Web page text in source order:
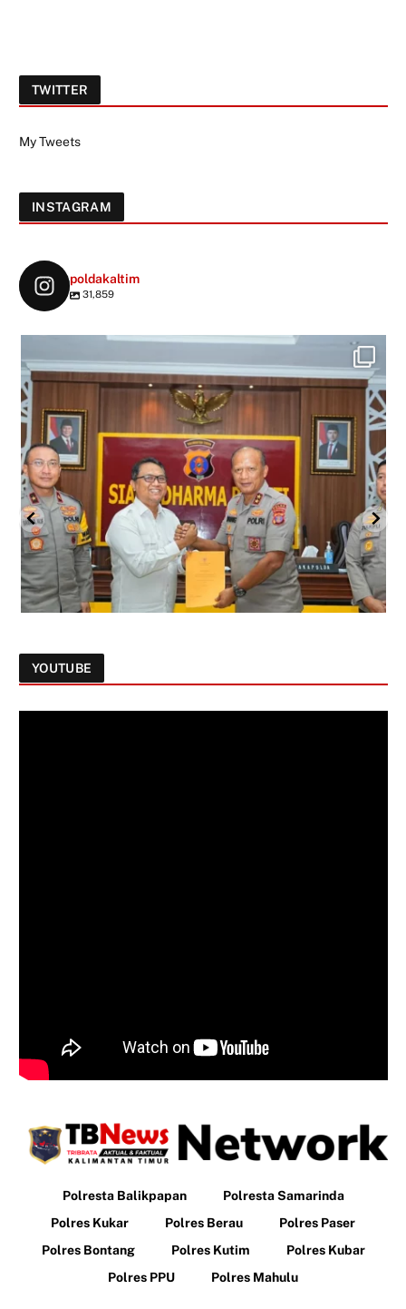
TWITTER
My Tweets
INSTAGRAM
poldakaltim
31,859
YOUTUBE
Polresta Balikpapan
Polresta Samarinda
Polres Kukar
Polres Berau
Polres Paser
Polres Bontang
Polres Kutim
Polres Kubar
Polres PPU
Polres Mahulu